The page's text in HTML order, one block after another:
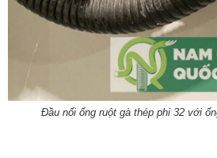
Đầu nối ống ruột gà thép phi 32 với